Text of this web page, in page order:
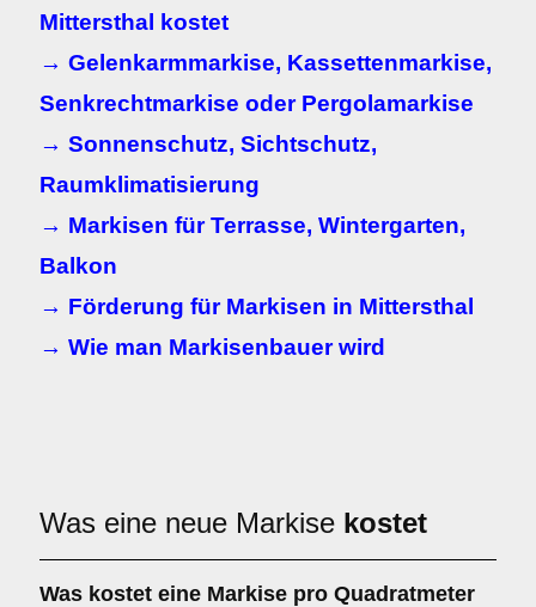
Mittersthal kostet
→ Gelenkarmmarkise, Kassettenmarkise,
Senkrechtmarkise oder Pergolamarkise
→ Sonnenschutz, Sichtschutz,
Raumklimatisierung
→ Markisen für Terrasse, Wintergarten,
Balkon
→ Förderung für Markisen in Mittersthal
→ Wie man Markisenbauer wird
Was eine neue Markise kostet
Was kostet eine Markise pro Quadratmeter